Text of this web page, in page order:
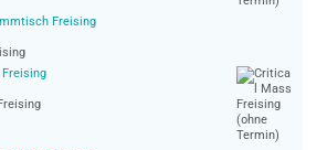
Freising